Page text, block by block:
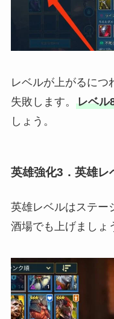
レベルが上がるにつ
失敗します。 レベル
しょう。
英雄強化3．英雄レ
英雄レベルはステー
酒場でも上げましょ